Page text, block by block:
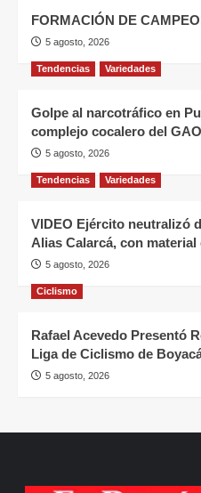
FORMACIÓN DE
5 agosto, 2026
Tendencias Variedades
Golpe al narcotráfico en
complejo cocalero del
5 agosto, 2026
Tendencias Variedades
VIDEO Ejército neutralizó
Alias Calarcá, con
5 agosto, 2026
Ciclismo
Rafael Acevedo Presentó
Liga de Ciclismo de
5 agosto, 2026